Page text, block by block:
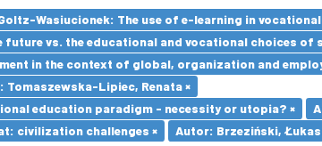
Wasiucionek: The use of e-learning in
vs. the educational and vocational choices of
in the context of global, organization and
Tomaszewska-Lipiec, Renata ×
education paradigm - necessity or utopia? ×
civilization challenges ×
Autor: Brzeziński,